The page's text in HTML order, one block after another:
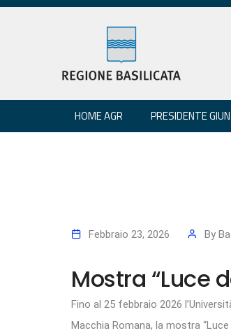
HOME AGR PRESIDENTE
Febbraio 23, 2026 By
Mostra “Luce
Fino al 25 febbraio 2026
Macchia Romana, la mostra